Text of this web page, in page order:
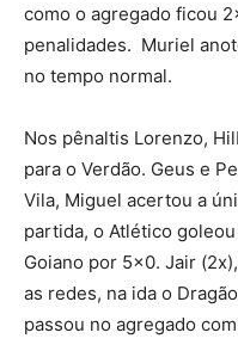
como o agregado ficou
penalidades. Muriel
no tempo normal.
Nos pênaltis Lorenzo,
para o Verdão. Geus e
Vila, Miguel acertou a
partida, o Atlético
Goiano por 5×0. Jair
as redes, na ida o
passou no agregado